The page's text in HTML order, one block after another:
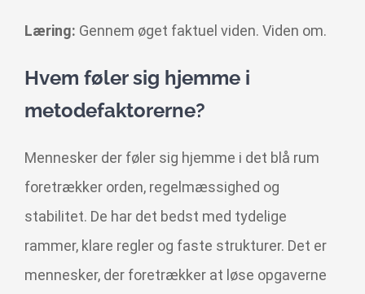
Læring: Gennem øget faktuel viden. Viden om.
Hvem føler sig hjemme i
metodefaktorerne?
Mennesker der føler sig hjemme i det blå rum
foretrækker orden, regelmæssighed og
stabilitet. De har det bedst med tydelige
rammer, klare regler og faste strukturer. Det er
mennesker, der foretrækker at løse opgaverne